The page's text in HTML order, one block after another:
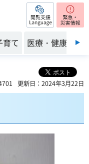
閲覧支援
育て 医療・健康・福
更新日：2024年3月22日